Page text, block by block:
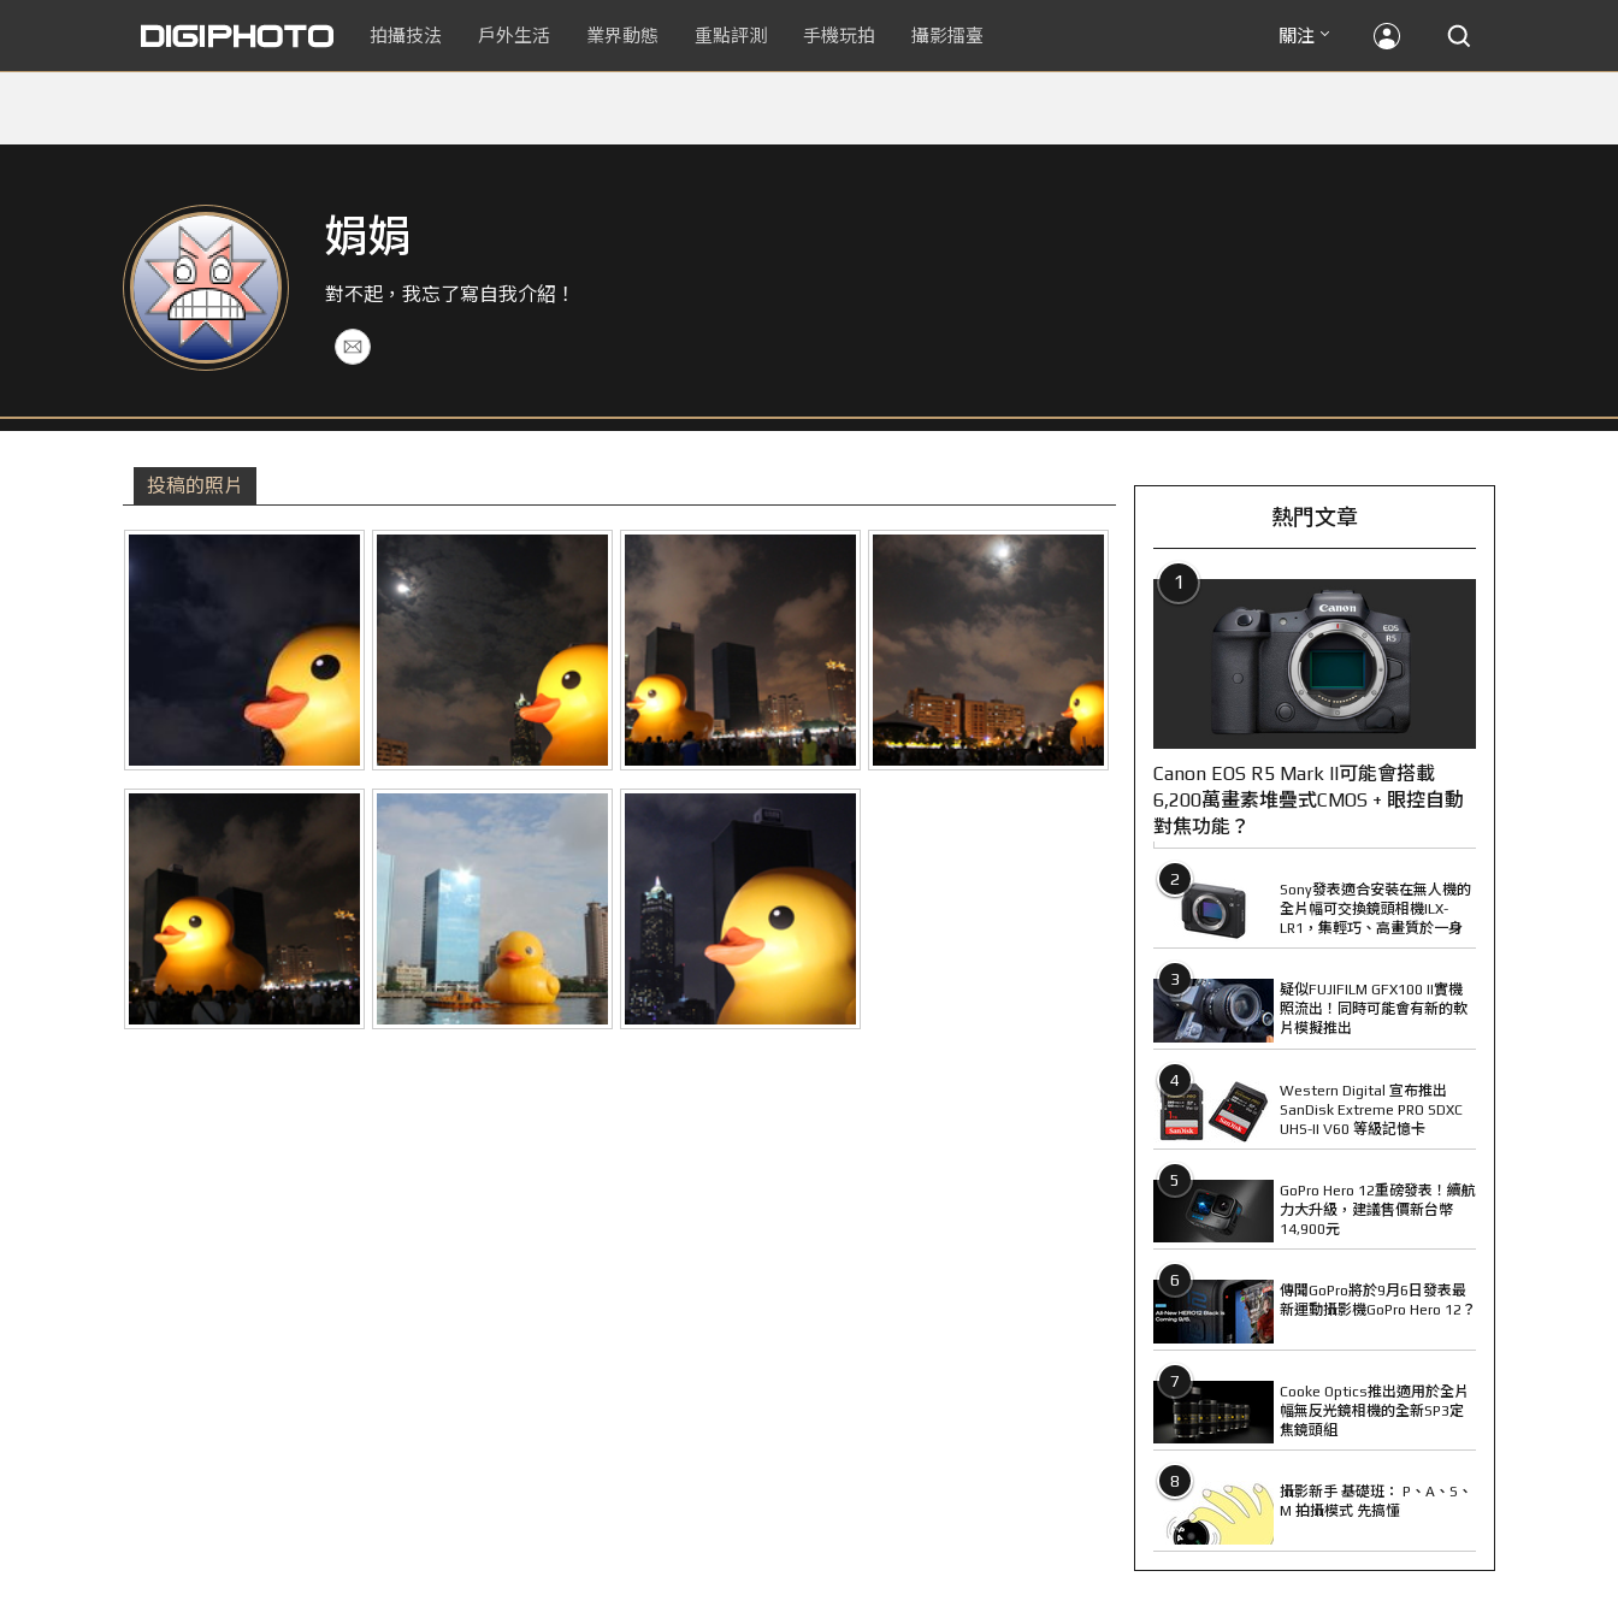
拍攝技法 戶外生活 業界動態 重點評測 手機玩拍 攝影擂臺 關注
娟娟
對不起，我忘了寫自我介紹！
投稿的照片
熱門文章
1
Canon EOS R5 Mark II可能會搭載
6,200萬畫素堆疊式CMOS + 眼控自動
對焦功能？
2
Sony發表適合安裝在無人機的
全片幅可交換鏡頭相機ILX-
LR1，集輕巧、高畫質於一身
3
疑似FUJIFILM GFX100 II實機
照流出！同時可能會有新的軟
片模擬推出
4
Western Digital 宣布推出
SanDisk Extreme PRO SDXC
UHS-II V60 等級記憶卡
5
GoPro Hero 12重磅發表！續航
力大升級，建議售價新台幣
14,900元
6
傳聞GoPro將於9月6日發表最
新運動攝影機GoPro Hero 12？
7
Cooke Optics推出適用於全片
幅無反光鏡相機的全新SP3定
焦鏡頭組
8
攝影新手 基礎班： P、A、S、
M 拍攝模式 先搞懂